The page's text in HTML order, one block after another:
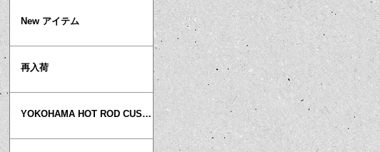
New アイテム
再入荷
YOKOHAMA HOT ROD CUSTOM SHOW